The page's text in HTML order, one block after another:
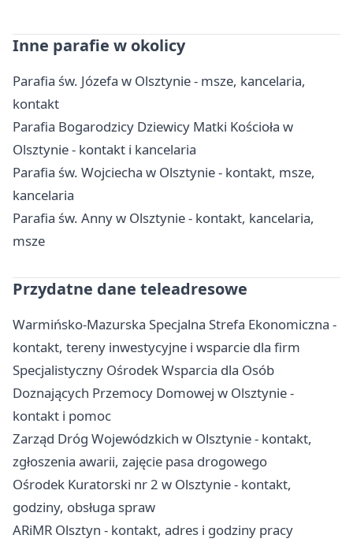
Inne parafie w okolicy
Parafia św. Józefa w Olsztynie - msze, kancelaria,
kontakt
Parafia Bogarodzicy Dziewicy Matki Kościoła w
Olsztynie - kontakt i kancelaria
Parafia św. Wojciecha w Olsztynie - kontakt, msze,
kancelaria
Parafia św. Anny w Olsztynie - kontakt, kancelaria,
msze
Przydatne dane teleadresowe
Warmińsko-Mazurska Specjalna Strefa Ekonomiczna -
kontakt, tereny inwestycyjne i wsparcie dla firm
Specjalistyczny Ośrodek Wsparcia dla Osób
Doznających Przemocy Domowej w Olsztynie -
kontakt i pomoc
Zarząd Dróg Wojewódzkich w Olsztynie - kontakt,
zgłoszenia awarii, zajęcie pasa drogowego
Ośrodek Kuratorski nr 2 w Olsztynie - kontakt,
godziny, obsługa spraw
ARiMR Olsztyn - kontakt, adres i godziny pracy